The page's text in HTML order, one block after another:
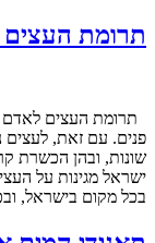
תרומת העצים
תרומת העצים לאדם
פנים. עם זאת,
שונות, ובהן הכשרת
ישראל מגינות על
בכל מקום בישראל,